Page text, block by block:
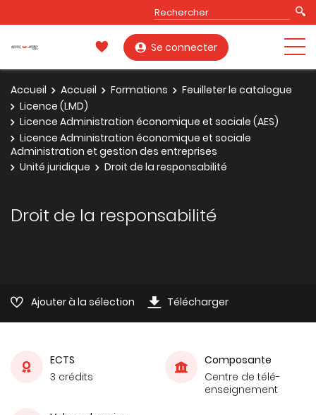
Se connecter
Accueil Accueil Formations
Feuilleter le catalogue
Licence (LMD)
Licence Administration économique et sociale (AES)
Licence Administration économique et sociale
Administration et gestion des entreprises
Unité juridique
Droit de la responsabilité
Droit de la responsabilité
Ajouter à la sélection Télécharger
ECTS
3 crédits
Composante
Centre de télé-
enseignement